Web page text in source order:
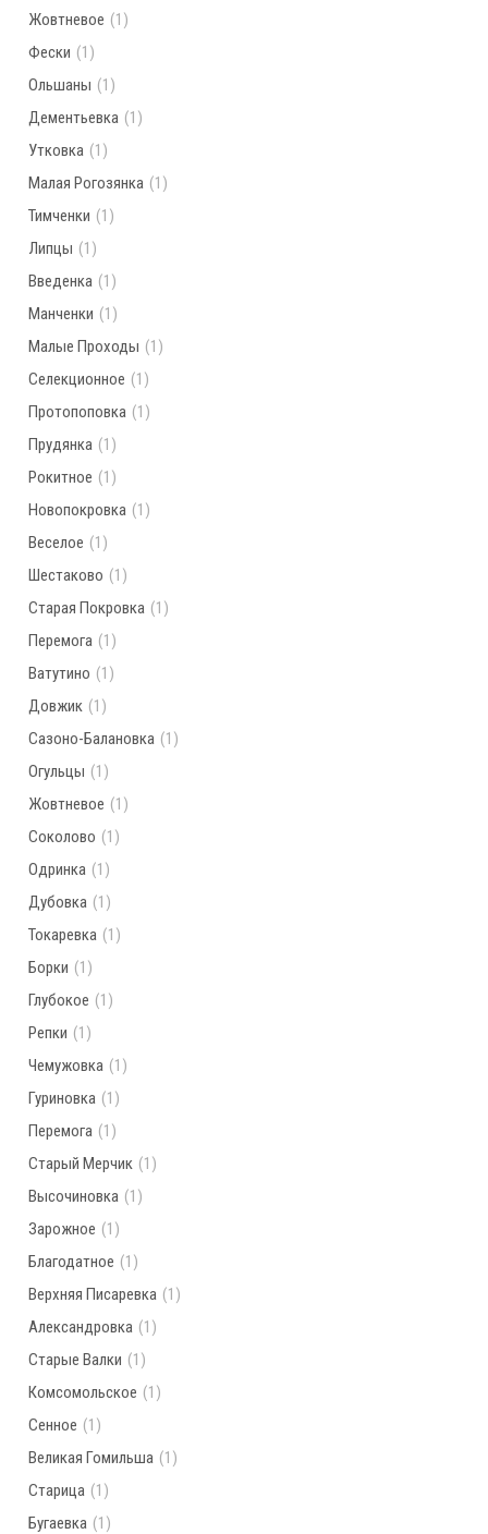
Жовтневое (1)
Фески (1)
Ольшаны (1)
Дементьевка (1)
Утковка (1)
Малая Рогозянка (1)
Тимченки (1)
Липцы (1)
Введенка (1)
Манченки (1)
Малые Проходы (1)
Селекционное (1)
Протопоповка (1)
Прудянка (1)
Рокитное (1)
Новопокровка (1)
Веселое (1)
Шестаково (1)
Старая Покровка (1)
Перемога (1)
Ватутино (1)
Довжик (1)
Сазоно-Балановка (1)
Огульцы (1)
Жовтневое (1)
Соколово (1)
Одринка (1)
Дубовка (1)
Токаревка (1)
Борки (1)
Глубокое (1)
Репки (1)
Чемужовка (1)
Гуриновка (1)
Перемога (1)
Старый Мерчик (1)
Высочиновка (1)
Зарожное (1)
Благодатное (1)
Верхняя Писаревка (1)
Александровка (1)
Старые Валки (1)
Комсомольское (1)
Сенное (1)
Великая Гомильша (1)
Старица (1)
Бугаевка (1)